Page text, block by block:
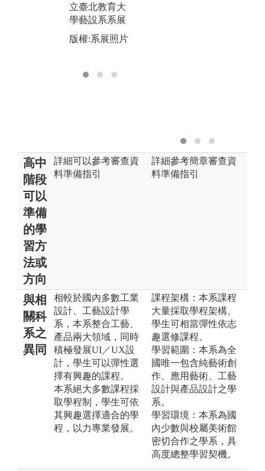
立臺北教育大
學藝設系系展
版權:系展照片
高中
階段
可以
準備
的學
習方
法或
方向
詳細可以參考審查資
料準備指引
詳細參考簡章審查資
料準備指引
與相
關科
系之
異同
相較於國內多數工業
設計、工藝設計學
系，本系整合工藝、
產品兩大領域，同時
積極發展UI／UX設
計，學生可以彈性選
擇有興趣的課程。
本系絕大多數課程採
取學程制，學生可依
其興趣選擇適合的學
程，以力專業發展。
課程架構：本系課程
大量採取學程架構、
學生可相當彈性依志
趣選修課程。
學習範圍：本系為全
國唯一包含純藝術創
作、應用藝術、工藝
設計與產品設計之學
系。
學習環境：本系為國
內少數與校屬美術館
密切合作之學系，具
高度總整學習契機。